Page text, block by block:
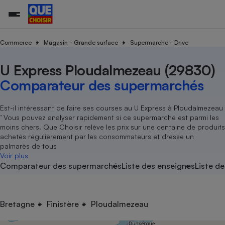
Commerce Magasin - Grande surface Supermarché - Drive
U Express Ploudalmezeau (29830)
Comparateur des supermarchés
Est-il intéressant de faire ses courses au U Express à Ploudalmezeau
’ Vous pouvez analyser rapidement si ce supermarché est parmi les
moins chers. Que Choisir relève les prix sur une centaine de produits
achetés régulièrement par les consommateurs et dresse un
palmarès de tous
Voir plus
Comparateur des supermarchésListe des enseignesListe
Bretagne Finistère Ploudalmezeau
Additifs
Nutrition
Assurance auto
Magasin - Grande surface
Méthode de vente -
Organismes de défense
Système judiciairegratuit
Déchet
Achat - Vente - Travaux
Location
Sport
électrique
Démarche administrative
Senior
Service marchand
Train
Transport aérien
Toutes les actualités
Enquêtes
Guides d'achat
Conseils
Brèves
Tous les services
Soumettre un litige
Lettres types
Rencontrer une association locale
Tous nos combats
Nos actions
Nos grandes victoires
Les billets de la présidente
Nos associations locales
Nous rejoindre
En savoir plus sur Que Choisir Ensemble
?
L’association
Nos missions
Notre méthodologie
Notre financement
Nos partenaires
Nous rejoindre